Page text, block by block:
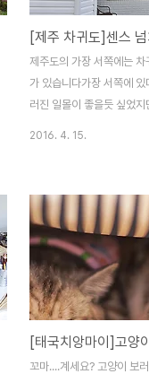
제주도의 가장 서쪽에는
가 있습니다가장 서쪽에
러진 일몰이 좋을듯 싶었지
서 알수 있듯이 주인장의 센
케잌의 플레이팅등 카페
수 있습니다 제주 올레길
어서인지 도로전면에 카페
크아웃 창이 있네요 커피
금해서 안으로 들어가봅니
좌측에 있는데 초입에 1층
다고 안내를 해주네요 카페
2016. 4. 15.
꼬마....계세요? 고양이 보